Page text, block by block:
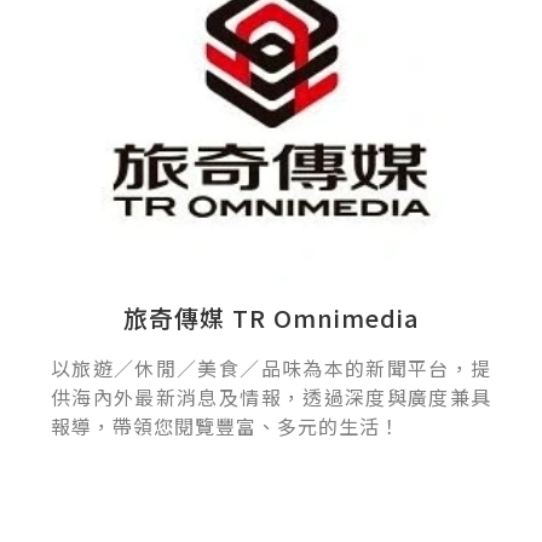
旅奇傳媒 TR Omnimedia
以旅遊／休閒／美食／品味為本的新聞平台，提
供海內外最新消息及情報，透過深度與廣度兼具
報導，帶領您閱覽豐富、多元的生活！